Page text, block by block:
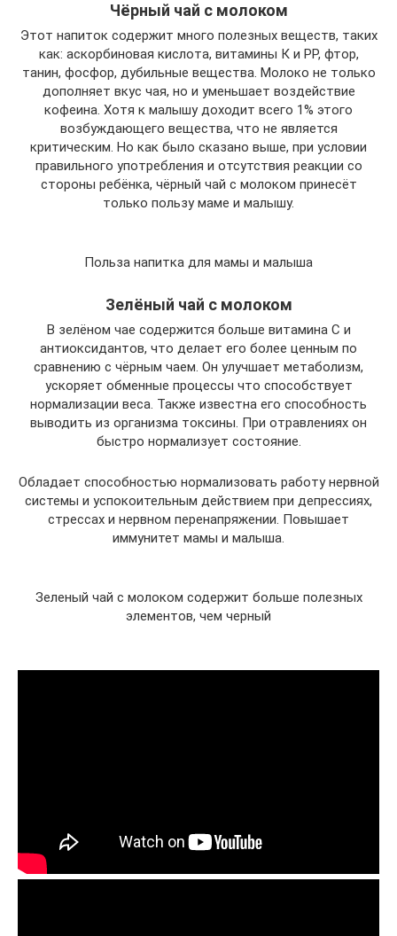
Чёрный чай с молоком
Этот напиток содержит много полезных веществ, таких
как: аскорбиновая кислота, витамины К и РР, фтор,
танин, фосфор, дубильные вещества. Молоко не только
дополняет вкус чая, но и уменьшает воздействие
кофеина. Хотя к малышу доходит всего 1% этого
возбуждающего вещества, что не является
критическим. Но как было сказано выше, при условии
правильного употребления и отсутствия реакции со
стороны ребёнка, чёрный чай с молоком принесёт
только пользу маме и малышу.
Польза напитка для мамы и малыша
Зелёный чай с молоком
В зелёном чае содержится больше витамина С и
антиоксидантов, что делает его более ценным по
сравнению с чёрным чаем. Он улучшает метаболизм,
ускоряет обменные процессы что способствует
нормализации веса. Также известна его способность
выводить из организма токсины. При отравлениях он
быстро нормализует состояние.
Обладает способностью нормализовать работу нервной
системы и успокоительным действием при депрессиях,
стрессах и нервном перенапряжении. Повышает
иммунитет мамы и малыша.
Зеленый чай с молоком содержит больше полезных
элементов, чем черный